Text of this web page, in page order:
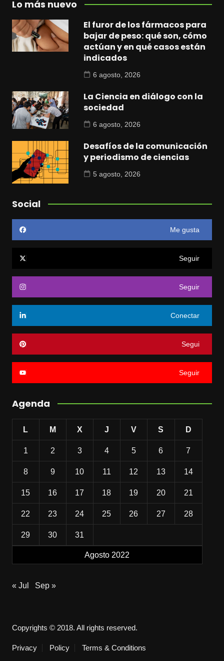
Lo más nuevo
El furor de los fármacos para
bajar de peso: qué son, cómo
actúan y en qué casos están
indicados
6 agosto, 2026
La Ciencia en diálogo con la
sociedad
6 agosto, 2026
Desafíos de la comunicación
y periodismo de ciencias
5 agosto, 2026
Social
Me gusta
Seguir
Seguir
Conectar
Segui
Seguir
Agenda
Agosto 2022
L M X J V S D
1 2 3 4 5 6 7
8 9 10 11 12 13 14
15 16 17 18 19 20 21
22 23 24 25 26 27 28
29 30 31
« Jul Sep »
Copyrights © 2018. All rights reserved.
Privacy Policy Terms & Conditions